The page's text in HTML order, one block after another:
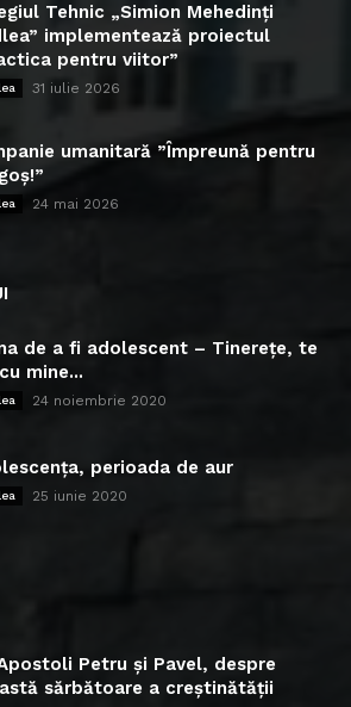
Tehnic „Simion Mehedinți
implementează proiectul
pentru viitor”
31 iulie 2026
umanitară ”Împreună pentru
24 mai 2026
de a fi adolescent – Tinerețe, te
mine...
24 noiembrie 2020
perioada de aur
25 iunie 2020
Petru și Pavel, despre
sărbătoare a creștinătății